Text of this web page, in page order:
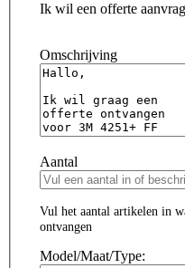
Ik wil een offerte
Omschrijving
Aantal
Vul het aantal artikelen in
ontvangen
Model/Maat/Type: